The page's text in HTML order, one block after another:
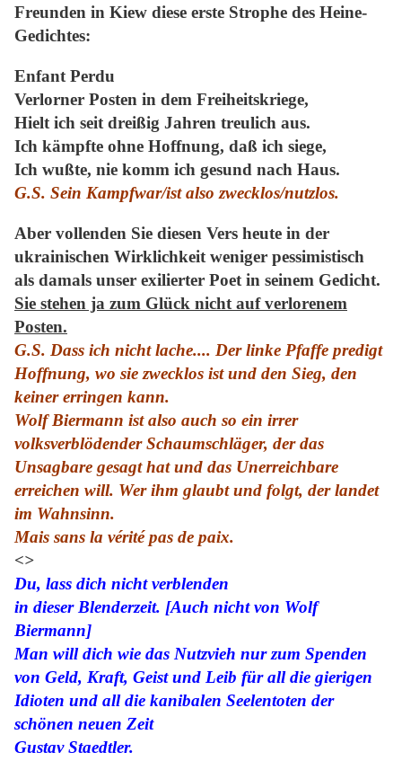
Freunden in Kiew diese erste Strophe des Heine-
Gedichtes:
Enfant Perdu
Verlorner Posten in dem Freiheitskriege,
Hielt ich seit dreißig Jahren treulich aus.
Ich kämpfte ohne Hoffnung, daß ich siege,
Ich wußte, nie komm ich gesund nach Haus.
G.S. Sein Kampfwar/ist also zwecklos/nutzlos.
Aber vollenden Sie diesen Vers heute in der
ukrainischen Wirklichkeit weniger pessimistisch
als damals unser exilierter Poet in seinem Gedicht.
Sie stehen ja zum Glück nicht auf verlorenem
Posten.
G.S. Dass ich nicht lache.... Der linke Pfaffe predigt
Hoffnung, wo sie zwecklos ist und den Sieg, den
keiner erringen kann.
Wolf Biermann ist also auch so ein irrer
volksverblödender Schaumschläger, der das
Unsagbare gesagt hat und das Unerreichbare
erreichen will. Wer ihm glaubt und folgt, der landet
im Wahnsinn.
Mais sans la vérité pas de paix.
<>
Du, lass dich nicht verblenden
in dieser Blenderzeit. [Auch nicht von Wolf
Biermann]
Man will dich wie das Nutzvieh nur zum Spenden
von Geld, Kraft, Geist und Leib für all die gierigen
Idioten und all die kanibalen Seelentoten der
schönen neuen Zeit
Gustav Staedtler.